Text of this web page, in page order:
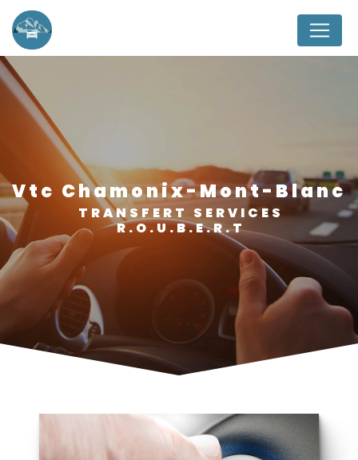
vtc Chamonix-Mont-Blanc
TRANSFERT SERVICES
R.O.U.B.E.R.T
Panneau de gestion des cookies